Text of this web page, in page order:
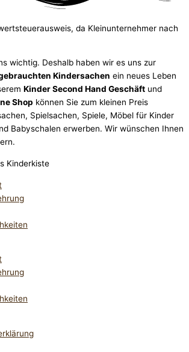
da Kleinunternehmer nach
wichtig. Deshalb haben wir es uns zur
Kindersachen ein neues Leben
Kinder Second Hand Geschäft und
Shop können Sie zum kleinen Preis
Spiel­sachen, Spiele, Möbel für Kinder
Babyschalen erwerben. Wir wünschen Ihnen
Kinderkiste